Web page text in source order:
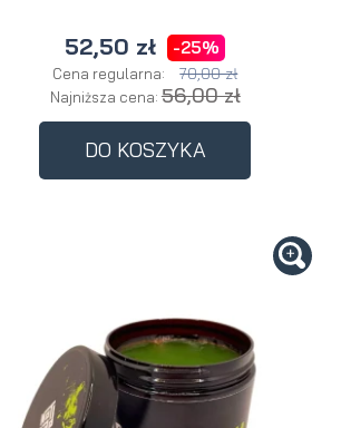
52,50 zł -25%
Cena regularna: 70,00 zł
Najniższa cena:56,00 zł
DO KOSZYKA